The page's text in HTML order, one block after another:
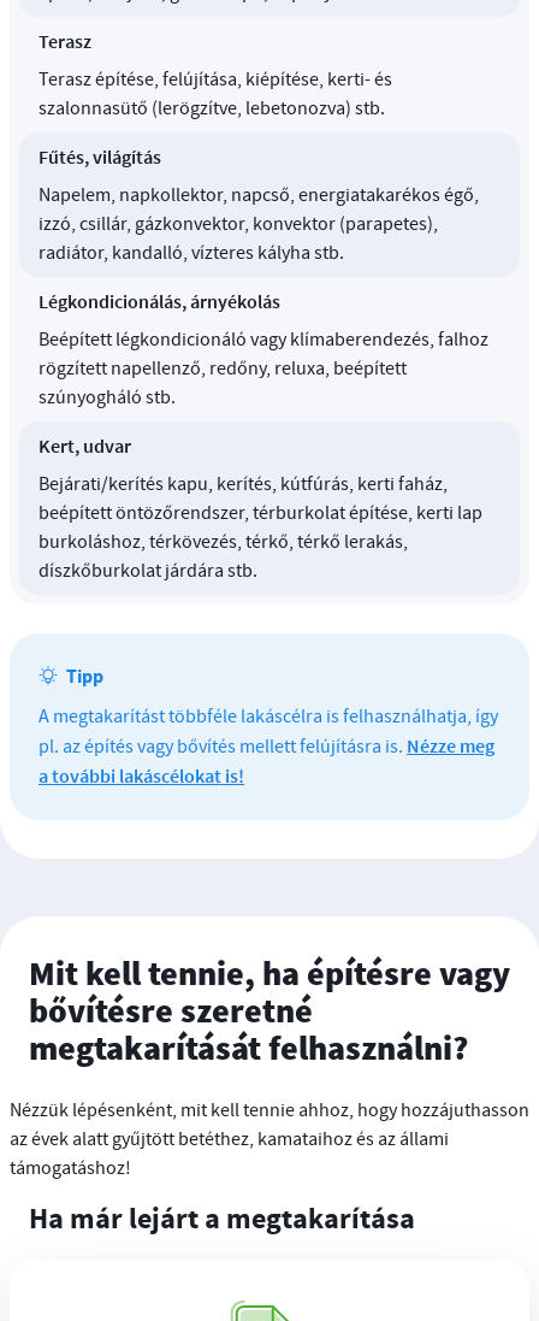
Terasz
Terasz építése, felújítása, kiépítése, kerti- és
szalonnasütő (lerögzítve, lebetonozva) stb.
Fűtés, világítás
Napelem, napkollektor, napcső, energiatakarékos égő,
izzó, csillár, gázkonvektor, konvektor (parapetes),
radiátor, kandalló, vízteres kályha stb.
Légkondicionálás, árnyékolás
Beépített légkondicionáló vagy klímaberendezés, falhoz
rögzített napellenző, redőny, reluxa, beépített
szúnyogháló stb.
Kert, udvar
Bejárati/kerítés kapu, kerítés, kútfúrás, kerti faház,
beépített öntözőrendszer, térburkolat építése, kerti lap
burkoláshoz, térkövezés, térkő, térkő lerakás,
díszkőburkolat járdára stb.
Tipp
A megtakarítást többféle lakáscélra is felhasználhatja, így
pl. az építés vagy bővítés mellett felújításra is. Nézze meg
a további lakáscélokat is!
Mit kell tennie, ha építésre vagy
bővítésre szeretné
megtakarítását felhasználni?
Nézzük lépésenként, mit kell tennie ahhoz, hogy hozzájuthasson
az évek alatt gyűjtött betéthez, kamataihoz és az állami
támogatáshoz!
Ha már lejárt a megtakarítása